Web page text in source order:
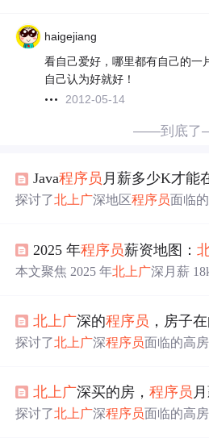
haigejiang
看自己爱好，哪里都有自己的一
自己认为好就好！
2012-05-14
——到底
Java程序员 月薪多少K才能
探讨了北上 广深地区程序员面临
2025 年程序员薪资地图：
本文聚焦 2025 年北上 广深月薪
的生存现状，并从住房、日常开
等维度给出了生存指南。
北上 广深的程序员 ，房子
探讨了北上 广深程序员面临的高
北上 广深买的房，程序员
探讨了北上 广深程序员面临的高